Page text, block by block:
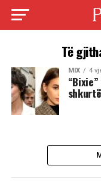
Të
MIX 4